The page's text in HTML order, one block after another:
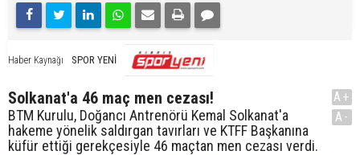
Haber Kaynağı SPOR YENİ
Solkanat'a 46 maç men cezası!
BTM Kurulu, Doğancı Antrenörü Kemal Solkanat'a
hakeme yönelik saldırgan tavırları ve KTFF Başkanına
küfür ettiği gerekçesiyle 46 maçtan men cezası verdi.
A+
A-